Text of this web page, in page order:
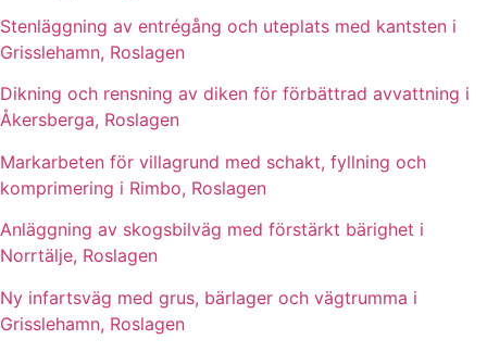
Stenläggning av entrégång och uteplats med kantsten i
Grisslehamn, Roslagen
Dikning och rensning av diken för förbättrad avvattning i
Åkersberga, Roslagen
Markarbeten för villagrund med schakt, fyllning och
komprimering i Rimbo, Roslagen
Anläggning av skogsbilväg med förstärkt bärighet i
Norrtälje, Roslagen
Ny infartsväg med grus, bärlager och vägtrumma i
Grisslehamn, Roslagen